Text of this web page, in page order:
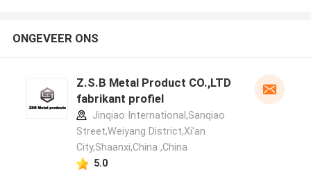
ONGEVEER ONS
Z.S.B Metal Product CO.,LTD
fabrikant profiel
Jinqiao International,Sanqiao
Street,Weiyang District,Xi'an
City,Shaanxi,China ,China
5.0